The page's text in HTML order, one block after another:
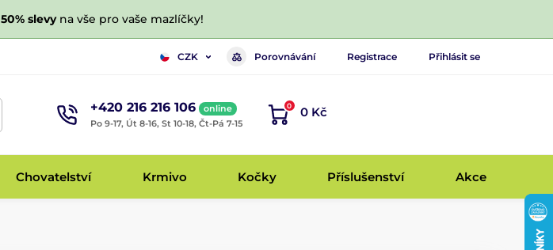
50% slevyna vše pro vaše mazlíčky!
CZK Porovnávání Registrace Přihlásit se
+420 216 216 106
online
Po 9-17, Út 8-16, St 10-18, Čt-Pá 7-15
0 0 Kč
Chovatelství Krmivo Kočky Příslušenství Akce